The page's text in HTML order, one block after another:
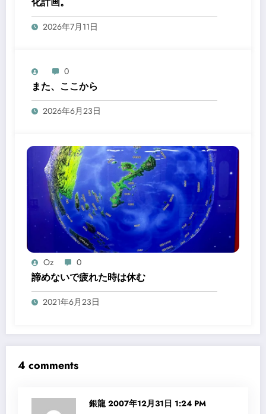
2026年7月11日
0
また、ここから
2026年6月23日
Oz 0
諦めないで疲れた時は休む
2021年6月23日
4 comments
銀龍 2007年12月31日 1:24 PM